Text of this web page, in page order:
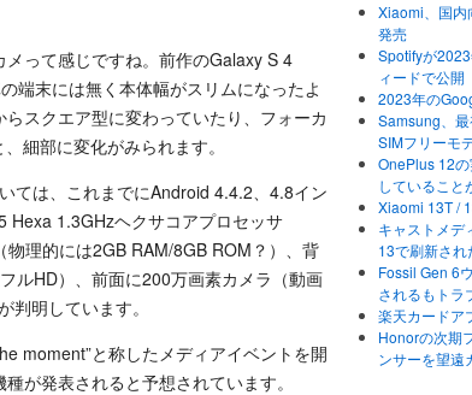
って感じですね。前作のGalaxy S 4
端末には無く本体幅がスリムになったよ
スクエア型に変わっていたり、フォーカ
細部に変化がみられます。
ては、これまでにAndroid 4.4.2、4.8イン
Hexa 1.3GHzヘクサコアプロセッサ
物理的には2GB RAM/8GB ROM？）、背
ルHD）、前面に200万画素カメラ（動画
明しています。
moment”と称したメディアイベントを開
が発表されると予想されています。
Xiaomi、国内
発売
Spotifyが
ィードで公開
2023年の
Samsung、
SIMフリーモ
OnePlus 12
していること
Xiaomi 13T /
キャストメデ
13で刷新さ
Fossil Gen 6
されるもトラ
楽天カードア
Honorの次期
ンサーを望遠